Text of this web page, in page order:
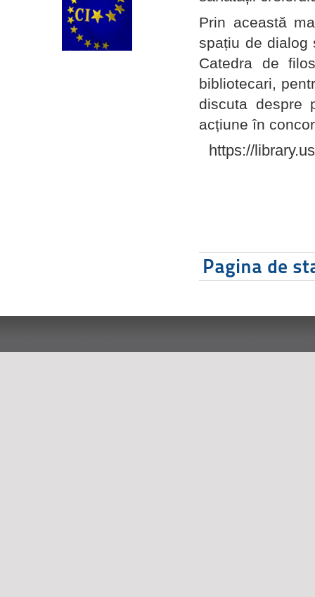
Prin această
spațiu de dialog
Catedra de
bibliotecari,
discuta despre
acțiune în
https://
Pagina de